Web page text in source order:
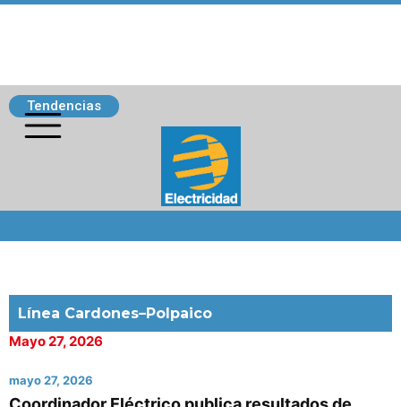
Tendencias
Línea Cardones–Polpaico
Mayo 27, 2026
mayo 27, 2026